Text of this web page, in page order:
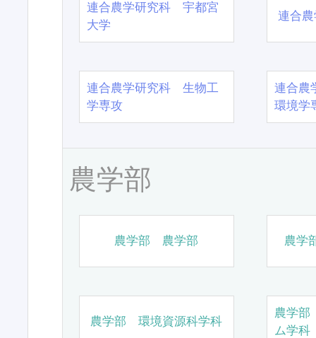
連合農学研究科 宇都宮
大学
連合
連合農学研究科 生物工
学専攻
連合農
環境学
農学部
農学部 農学部 農学
農学部 環境資源科学科
農学
ム学科